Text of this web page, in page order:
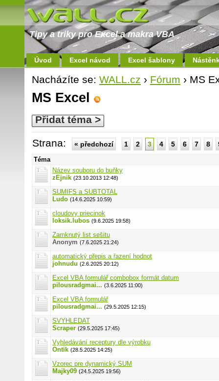
Tipy a triky pro Excel a makra VBA
Úvod Excel návod Excel šablony
Nacházíte se: WALL.cz › Fórum › MS
MS Excel
Přidat téma >
Strana: « předchozí 1 2 3 4 5 6 7 8
Téma
Název souboru do buňky
zEjnik (23.10.2013 12:48)
SUMIFS a SUBTOTAL
Ludo (14.6.2025 10:59)
cloudovy priecinok
loksik.lubos (9.6.2025 19:58)
Zamknutý list sešitu
Anonym (7.6.2025 21:24)
automatický přepis a řazení hodnot
johnudu (2.6.2025 20:12)
Excel VBA formulář combobox formát datum
pilousradgmai... (3.6.2025 11:00)
Excel VBA formulář
pilousradgmai... (29.5.2025 12:15)
SVYHLEDAT
Scraper (29.5.2025 17:45)
Vyhledávání receptury dle výrobku
Ontik (28.5.2025 14:25)
Vzorec pre dynamický SUM
Majky09 (24.5.2025 19:56)